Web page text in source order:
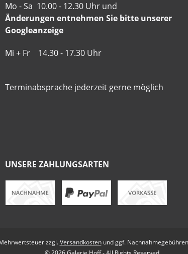
Mo - Sa 10.00 - 12.30 Uhr und
Änderungen entnehmen Sie bitte unserer
Googleanzeige
Mi + Fr 14.30 - 17.30
Terminabsprache jederzeit gerne
UNSERE ZAHLUNGSARTEN
zzgl.Versandkostenund ggf.